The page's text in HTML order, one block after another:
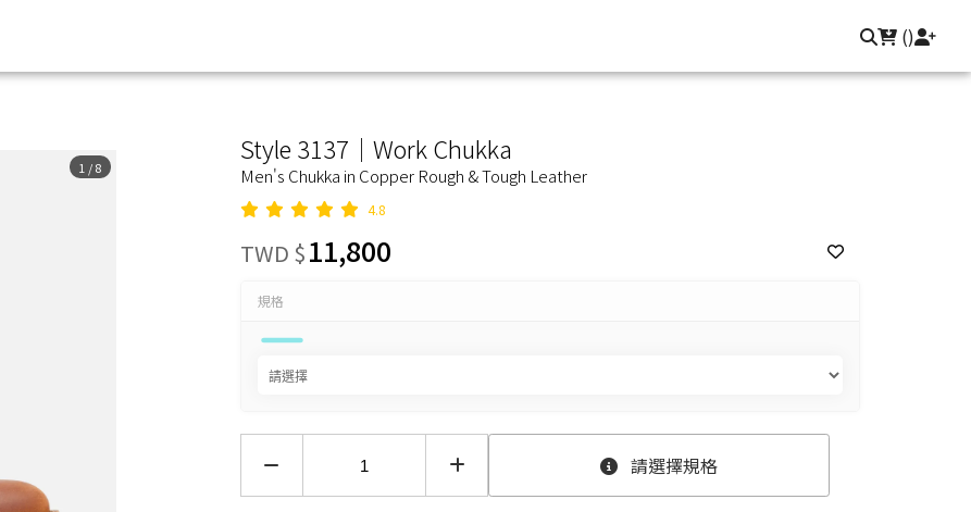
()
1 / 8
Style 3137｜Work Chukka
Men's Chukka in Copper Rough & Tough Leather
4.8
TWD $11,800
規格
請選擇規格